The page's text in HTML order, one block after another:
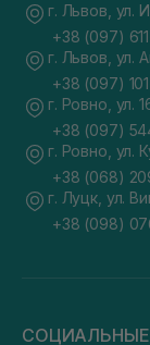
г. Львов, ул.
+38 (097)
г. Львов, ул.
+38 (097)
г. Ровно, ул.
+38 (097)
г. Ровно, ул.
+38 (068)
г. Луцк, ул.
+38 (098)